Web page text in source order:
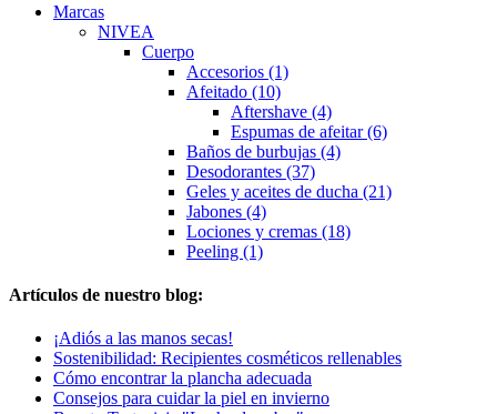
Marcas
NIVEA
Cuerpo
Accesorios (1)
Afeitado (10)
Aftershave (4)
Espumas de afeitar (6)
Baños de burbujas (4)
Desodorantes (37)
Geles y aceites de ducha (21)
Jabones (4)
Lociones y cremas (18)
Peeling (1)
Artículos de nuestro blog:
¡Adiós a las manos secas!
Sostenibilidad: Recipientes cosméticos rellenables
Cómo encontrar la plancha adecuada
Consejos para cuidar la piel en invierno